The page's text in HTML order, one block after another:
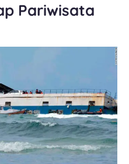
Pariwisata